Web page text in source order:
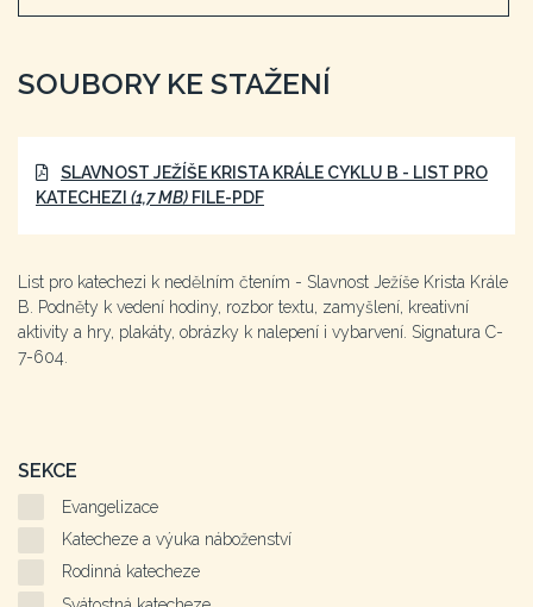
SOUBORY KE STAŽENÍ
SLAVNOST JEŽÍŠE KRISTA KRÁLE CYKLU B - LIST PRO
KATECHEZI (1,7 MB) FILE-PDF
List pro katechezi k nedělním čtením - Slavnost Ježíše Krista Krále
B. Podněty k vedení hodiny, rozbor textu, zamyšlení, kreativní
aktivity a hry, plakáty, obrázky k nalepení i vybarvení. Signatura C-
7-604.
SEKCE
Evangelizace
Katecheze a výuka náboženství
Rodinná katecheze